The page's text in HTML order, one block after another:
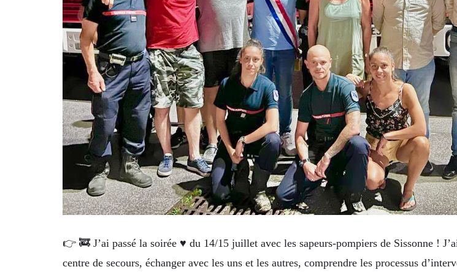
👉 🚒 J’ai passé la soirée ♥️ du 14/15 juillet avec les sapeurs-pompiers de Sissonne !
centre de secours, échanger avec les uns et les autres, comprendre les processus